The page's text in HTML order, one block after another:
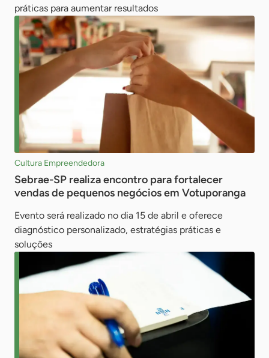
práticas para aumentar resultados
Cultura Empreendedora
Sebrae-SP realiza encontro para fortalecer
vendas de pequenos negócios em Votuporanga
Evento será realizado no dia 15 de abril e oferece
diagnóstico personalizado, estratégias práticas e
soluções